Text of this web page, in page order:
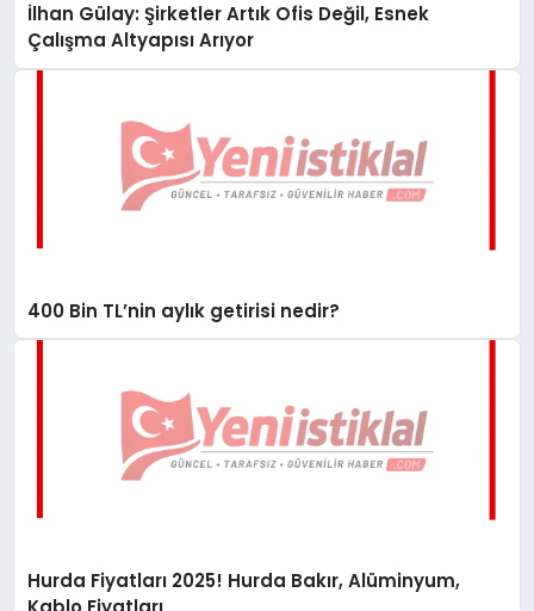
İlhan Gülay: Şirketler Artık Ofis Değil, Esnek
Çalışma Altyapısı Arıyor
400 Bin TL’nin aylık getirisi nedir?
Hurda Fiyatları 2025! Hurda Bakır, Alüminyum,